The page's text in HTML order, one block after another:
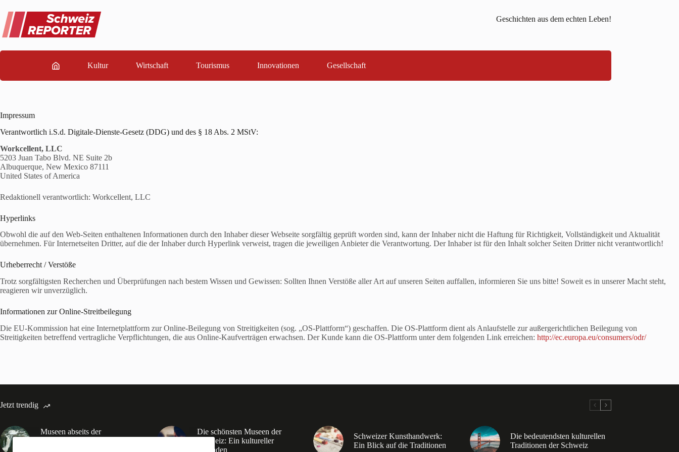
Inhalt
springen
Geschichten aus dem echten Leben!
Kultur Wirtschaft Tourismus Innovationen Gesellschaft
Impressum
Verantwortlich i.S.d. Digitale-Dienste-Gesetz (DDG) und des § 18 Abs. 2 MStV:
Workcellent, LLC
5203 Juan Tabo Blvd. NE Suite 2b
Albuquerque, New Mexico 87111
United States of America
Redaktionell verantwortlich: Workcellent, LLC
Hyperlinks
Obwohl die auf den Web-Seiten enthaltenen Informationen durch den Inhaber dieser Webseite sorgfältig geprüft worden sind, kann der Inhaber nicht die Haftung für Richtigkeit, Vollständigkeit und Aktualität
übernehmen. Für Internetseiten Dritter, auf die der Inhaber durch Hyperlink verweist, tragen die jeweiligen Anbieter die Verantwortung. Der Inhaber ist für den Inhalt solcher Seiten Dritter nicht verantwortlich!
Urheberrecht / Verstöße
Trotz sorgfältigsten Recherchen und Überprüfungen nach bestem Wissen und Gewissen: Sollten Ihnen Verstöße aller Art auf unseren Seiten auffallen, informieren Sie uns bitte! Soweit es in unserer Macht steht,
reagieren wir unverzüglich.
Informationen zur Online-Streitbeilegung
Die EU-Kommission hat eine Internetplattform zur Online-Beilegung von Streitigkeiten (sog. „OS-Plattform“) geschaffen. Die OS-Plattform dient als Anlaufstelle zur außergerichtlichen Beilegung von
Streitigkeiten betreffend vertragliche Verpflichtungen, die aus Online-Kaufverträgen erwachsen. Der Kunde kann die OS-Plattform unter dem folgenden Link erreichen: http://ec.europa.eu/consumers/odr/
Jetzt trendig
Museen abseits der
Die schönsten Museen der
Schweiz: Ein kultureller
Leitfaden
Schweizer Kunsthandwerk:
Ein Blick auf die Traditionen
Die bedeutendsten kulturellen
Traditionen der Schweiz